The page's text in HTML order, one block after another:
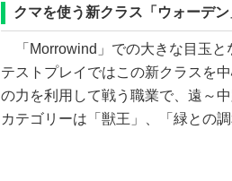
クマを使う新クラス「ウォーデ
「Morrowind」での大きな目玉と
テストプレイではこの新クラスを
の力を利用して戦う職業で、遠～
カテゴリーは「獣王」、「緑との